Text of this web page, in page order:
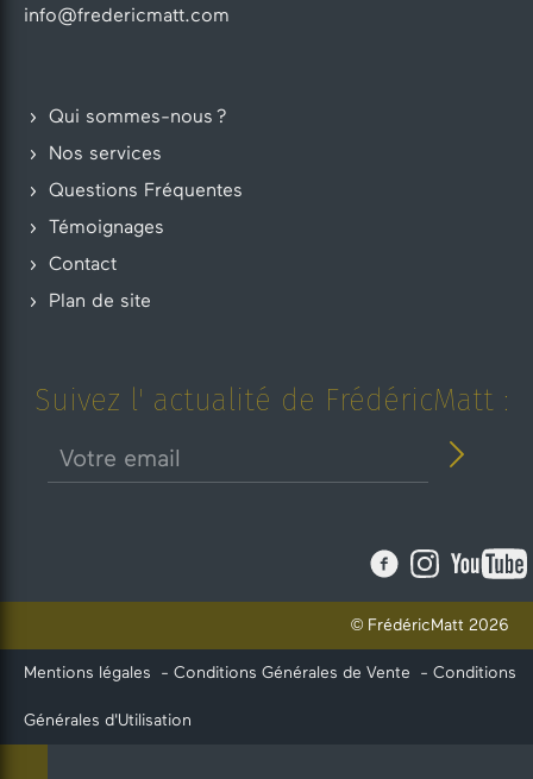
info@fredericmatt.com
Qui sommes-nous ?
Nos services
Questions Fréquentes
Témoignages
Contact
Plan de site
Suivez l' actualité de FrédéricMatt :
© FrédéricMatt 2026
Mentions légales - Conditions Générales de Vente - Conditions
Générales d'Utilisation